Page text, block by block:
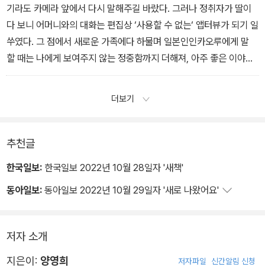
메라로 찍었다. 촬영하는 나를 보고 놀라는 사람은 없었다.
기라도 카메라 앞에서 다시 말해주길 바랐다. 그러나 정취자가 딸이
다 보니 어머니와의 대화는 편집상 ‘사용할 수 없는‘ 앱터뷰가 되기 일
쑤였다. 그 점에서 새로운 가족에다 하물며 일본인인카오루에게 말
할 때는 나에게 보여주지 않는 정중함까지 더해져, 아주 좋은 이야기
가 나왔다. 카오루가 자유기고가라 취재와집필을 해온 것도 한몫했
머니는 제주4.3사건에 대해서도 말하게 되었다. 기억의 뚜껑이 열리
면 죽을지도 모른다고 두려워할 만큼 비장한 기억도 있었다. 가슴
속 깊숙한 곳에 묻어두고 무거운 돌을 여럿 올려두었던 기억의 뚜껑
해하려는 노력이 있어야, 기능하는 관계성이 있어야 집합•체가 비로
소 가족이 되는 건지도 모른다. 이해하기 위해서는 상대방의 기억
더보기
추천글
한국일보: 한국일보 2022년 10월 28일자 '새책'
동아일보: 동아일보 2022년 10월 29일자 '새로 나왔어요'
저자 소개
지은이: 양영희 저자파일 신간알림 신청